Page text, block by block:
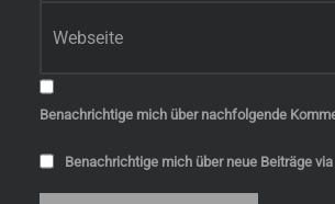
Benachrichtige mich über nachfolgende
Benachrichtige mich über neue Beiträge via